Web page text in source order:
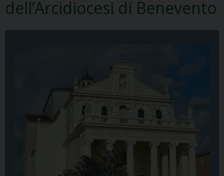
dell’Arcidiocesi di Benevento